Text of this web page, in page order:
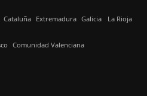
Cataluña Extremadura Galicia La Rioja
Comunidad Valenciana